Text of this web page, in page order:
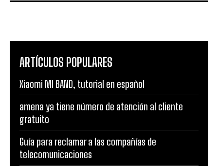
ARTÍCULOS POPULARES
Xiaomi MI BAND, tutorial en español
amena ya tiene número de atención al cliente
gratuito
Guía para reclamar a las compañías de
telecomunicaciones